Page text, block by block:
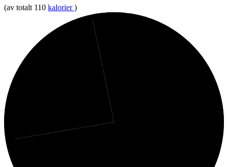
(av totalt 110 kalorier )
Kolhydrater